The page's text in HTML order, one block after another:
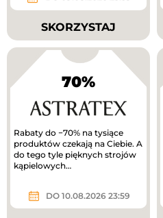
SKORZYSTAJ
70%
Rabaty do −70% na tysiące
produktów czekają na Ciebie. A
do tego tyle pięknych strojów
kąpielowych…
DO 10.08.2026 23:59